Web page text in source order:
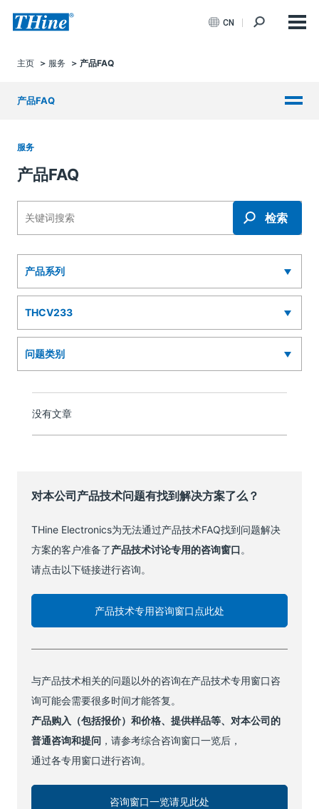
CN
主页 服务 产品FAQ
产品FAQ
服务
产品FAQ
没有文章
对本公司产品技术问题有找到解决方案了么？
THine Electronics为无法通过产品技术FAQ找到问题解决
方案的客户准备了产品技术讨论专用的咨询窗口。
请点击以下链接进行咨询。
产品技术专用咨询窗口点此处
与产品技术相关的问题以外的咨询在产品技术专用窗口咨
询可能会需要很多时间才能答复。
产品购入（包括报价）和价格、提供样品等、对本公司的
普通咨询和提问，请参考综合咨询窗口一览后，
通过各专用窗口进行咨询。
咨询窗口一览请见此处